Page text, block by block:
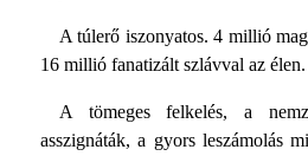
A túlerő iszonyatos. 4 millió
16 millió fanatizált szlávval az élen.
A tömeges felkelés, a
asszignáták, a gyors leszámolás